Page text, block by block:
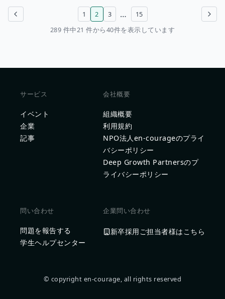
前のページ 次のページ
1 2 3 …
15
289 件中21 件から40件を表示しています
サービス
イベント
企業
記事
会社概要
組織概要
利用規約
NPO法人en-courageのプライ
バシーポリシー
Deep Growth Partnersのプ
ライバシーポリシー
問い合わせ
問題を報告する
学生ヘルプセンター
企業問い合わせ
新卒採用ご担当者様はこちら
© copyright en-courage, all rights reserved